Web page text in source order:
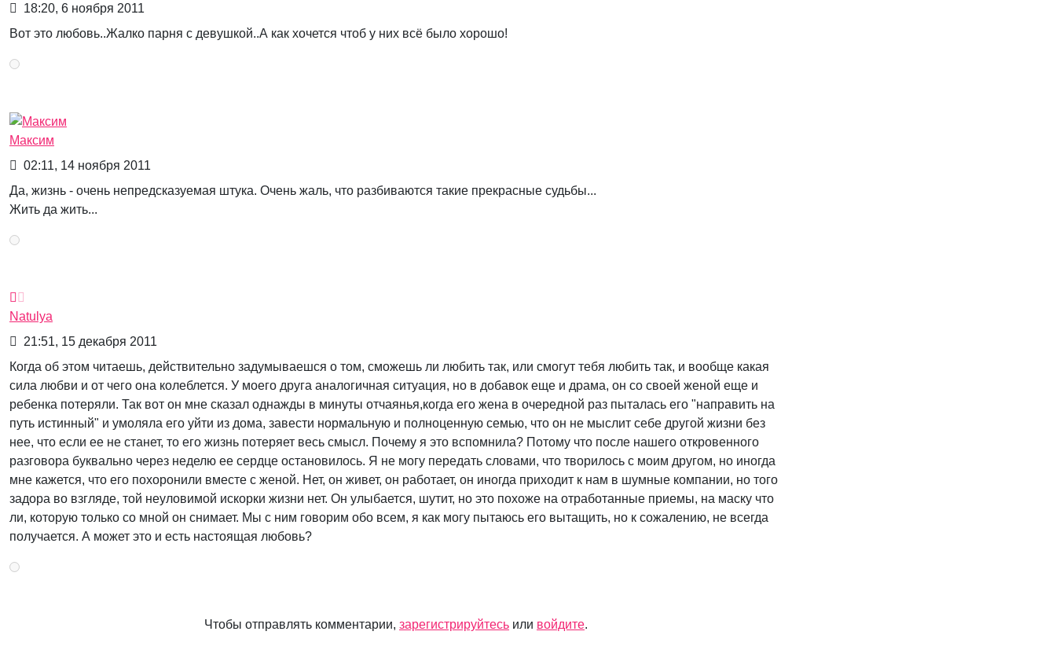
18:20, 6 ноября 2011
Вот это любовь..Жалко парня с девушкой..А как хочется чтоб у них всё было хорошо!
Максим
02:11, 14 ноября 2011
Да, жизнь - очень непредсказуемая штука. Очень жаль, что разбиваются такие прекрасные судьбы...
Жить да жить...
Natulya
21:51, 15 декабря 2011
Когда об этом читаешь, действительно задумываешся о том, сможешь ли любить так, или смогут тебя любить так, и вообще какая
сила любви и от чего она колеблется. У моего друга аналогичная ситуация, но в добавок еще и драма, он со своей женой еще и
ребенка потеряли. Так вот он мне сказал однажды в минуты отчаянья,когда его жена в очередной раз пыталась его "направить на
путь истинный" и умоляла его уйти из дома, завести нормальную и полноценную семью, что он не мыслит себе другой жизни без
нее, что если ее не станет, то его жизнь потеряет весь смысл. Почему я это вспомнила? Потому что после нашего откровенного
разговора буквально через неделю ее сердце остановилось. Я не могу передать словами, что творилось с моим другом, но иногда
мне кажется, что его похоронили вместе с женой. Нет, он живет, он работает, он иногда приходит к нам в шумные компании, но того
задора во взгляде, той неуловимой искорки жизни нет. Он улыбается, шутит, но это похоже на отработанные приемы, на маску что
ли, которую только со мной он снимает. Мы с ним говорим обо всем, я как могу пытаюсь его вытащить, но к сожалению, не всегда
получается. А может это и есть настоящая любовь?
Чтобы отправлять комментарии, зарегистрируйтесь или войдите.